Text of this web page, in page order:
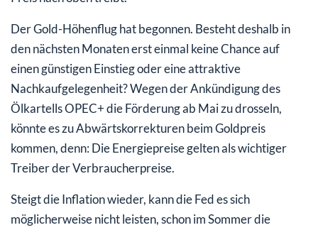
Der Gold-Höhenflug hat begonnen. Besteht deshalb in
den nächsten Monaten erst einmal keine Chance auf
einen günstigen Einstieg oder eine attraktive
Nachkaufgelegenheit? Wegen der Ankündigung des
Ölkartells OPEC+ die Förderung ab Mai zu drosseln,
könnte es zu Abwärtskorrekturen beim Goldpreis
kommen, denn: Die Energiepreise gelten als wichtiger
Treiber der Verbraucherpreise.
Steigt die Inflation wieder, kann die Fed es sich
möglicherweise nicht leisten, schon im Sommer die